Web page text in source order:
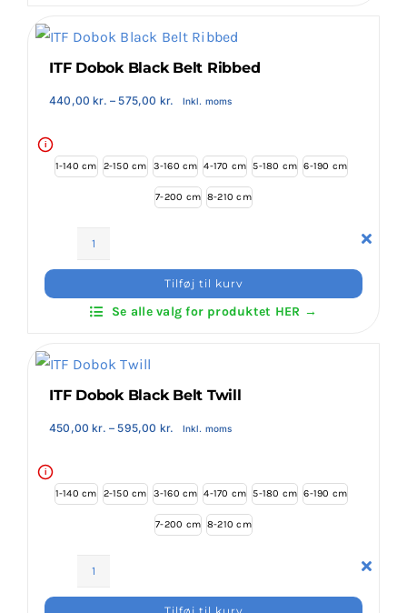
ITF Dobok Black Belt Ribbed
440,00kr. – 575,00 kr. Prisinterval:
Inkl. moms
i
1-140 cm 2-150 cm 3-160 cm 4-170 cm 5-180 cm 6-190 cm
7-200 cm 8-210 cm
Black
Belt
antal
Tilføj til kurv
Se alle valg for produktet HER →
ITF Dobok Black Belt Twill
450,00kr. – 595,00 kr. Prisinterval:
Inkl. moms
i
1-140 cm 2-150 cm 3-160 cm 4-170 cm 5-180 cm 6-190 cm
7-200 cm 8-210 cm